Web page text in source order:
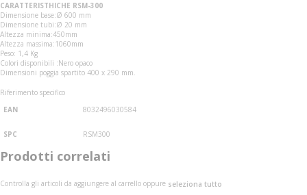
CARATTERISTHICHE RSM-300
Dimensione base:Ø 600 mm
Dimensione tubi:Ø 20 mm
Altezza minima:450mm
Altezza massima:1060mm
Peso: 1,4 Kg
Colori disponibili :Nero opaco
Dimensioni poggia spartito 400 x 290 mm.
Riferimento specifico
EAN
8032496030584
SPC RSM300
Prodotti correlati
Controlla gli articoli da aggiungere al carrello oppure seleziona tutto